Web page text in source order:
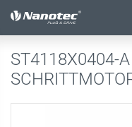
Aktive Kombination
ST4118X0404-